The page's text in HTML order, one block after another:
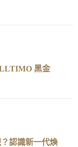
黑金
認識新一代煥